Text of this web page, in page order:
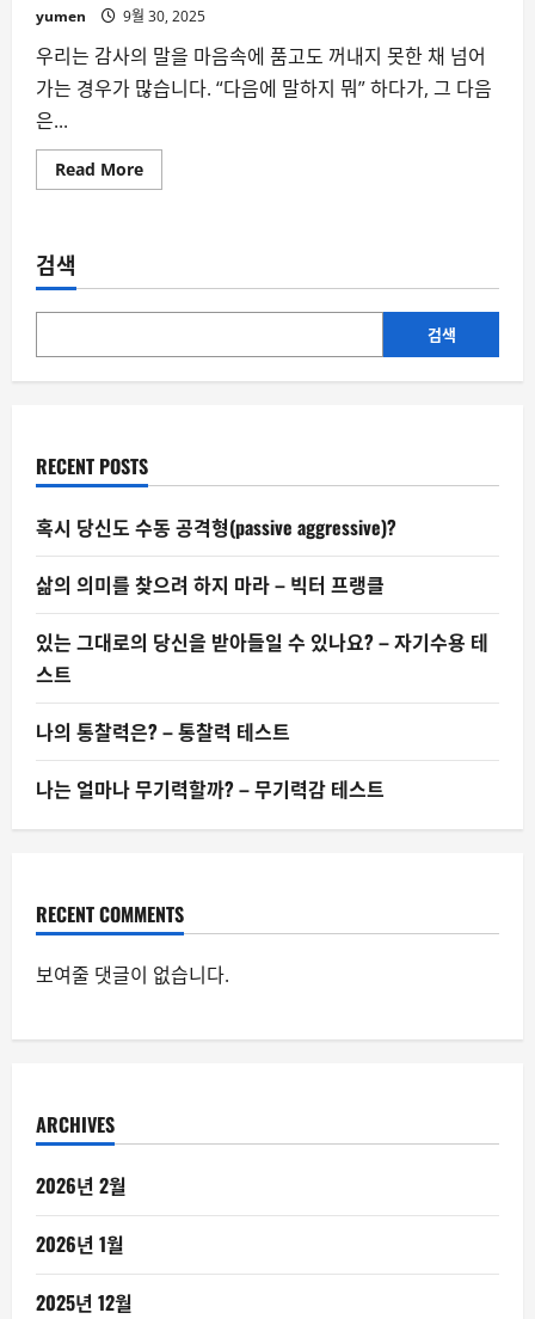
yumen 9월 30, 2025
우리는 감사의 말을 마음속에 품고도 꺼내지 못한 채 넘어
가는 경우가 많습니다. “다음에 말하지 뭐” 하다가, 그 다음
은...
Read MoreRead
more
사
지
뇌
바
검색
검색
RECENT POSTS
혹시 당신도 수동 공격형(passive aggressive)?
삶의 의미를 찾으려 하지 마라 – 빅터 프랭클
있는 그대로의 당신을 받아들일 수 있나요? – 자기수용 테
스트
나의 통찰력은? – 통찰력 테스트
나는 얼마나 무기력할까? – 무기력감 테스트
RECENT COMMENTS
보여줄 댓글이 없습니다.
ARCHIVES
2026년 2월
2026년 1월
2025년 12월